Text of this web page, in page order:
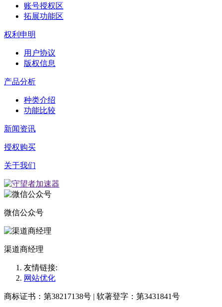
账号授权区
拓展功能区
权利申明
用户协议
版权信息
产品分析
种类介绍
功能比较
新闻资讯
授权购买
关于我们
微信公众号
渠道商经理
友情链接:
网站优化
商标证书：第38217138号 | 软著登字：第3431841号